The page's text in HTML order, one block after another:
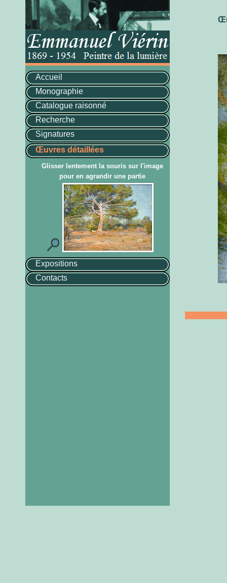
Accueil
Monographie
Catalogue raisonné
Recherche
Signatures
Œuvres détaillées
Glisser lentement la souris sur l'image
pour en agrandir une partie
Expositions
Contacts